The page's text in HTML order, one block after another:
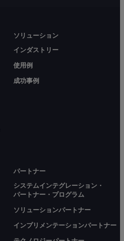
ソリューション
インダストリー
使用例
成功事例
パートナー
システムインテグレーション・
パートナー・プログラム
ソリューションパートナー
インプリメンテーションパートナー